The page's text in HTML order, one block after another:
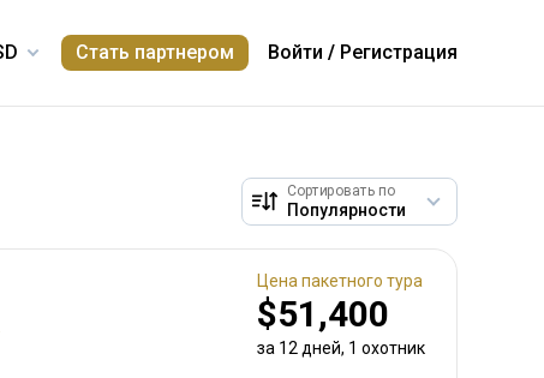
Стать партнером Войти / Регистрация
Сортировать по
Цена пакетного тура
$51,400
за 12 дней, 1 охотник